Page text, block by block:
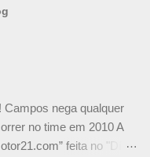
Campos nega qualquer
no time em 2010 A
feita no "Día